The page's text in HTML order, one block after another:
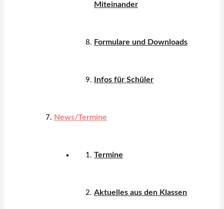
Miteinander
Formulare und Downloads
Infos für Schüler
News/Termine
Termine
Aktuelles aus den Klassen